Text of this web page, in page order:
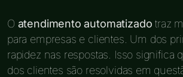
O atendimento automatizado traz
para empresas e clientes. Um dos
rapidez nas respostas. Isso significa
dos clientes são resolvidas em